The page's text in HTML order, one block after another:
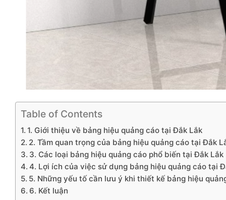
Table of Contents
1. Giới thiệu về bảng hiệu quảng cáo tại Đắk Lắk
2. Tầm quan trọng của bảng hiệu quảng cáo tại Đắk
3. Các loại bảng hiệu quảng cáo phổ biến tại Đắk Lắk
4. Lợi ích của việc sử dụng bảng hiệu quảng cáo tại
5. Những yếu tố cần lưu ý khi thiết kế bảng hiệu
6. Kết luận